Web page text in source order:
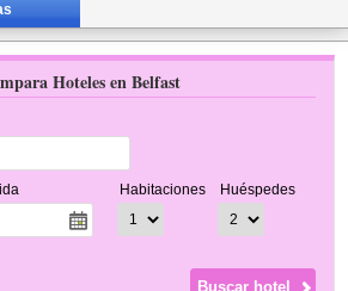
Hoteles en Belfast
Habitaciones Huéspedes